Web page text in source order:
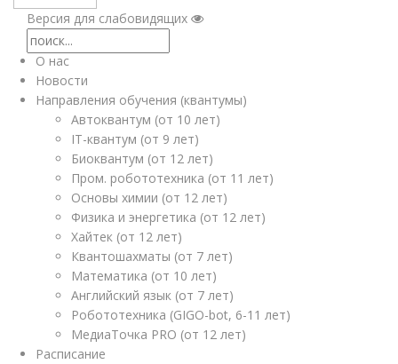
Версия для слабовидящих
О нас
Новости
Направления обучения (квантумы)
Автоквантум (от 10 лет)
IT-квантум (от 9 лет)
Биоквантум (от 12 лет)
Пром. робототехника (от 11 лет)
Основы химии (от 12 лет)
Физика и энергетика (от 12 лет)
Хайтек (от 12 лет)
Квантошахматы (от 7 лет)
Математика (от 10 лет)
Английский язык (от 7 лет)
Робототехника (GIGO-bot, 6-11 лет)
МедиаТочка PRO (от 12 лет)
Расписание